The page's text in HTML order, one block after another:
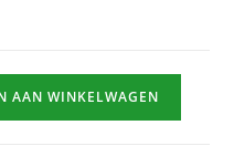
AAN WINKELWAGEN